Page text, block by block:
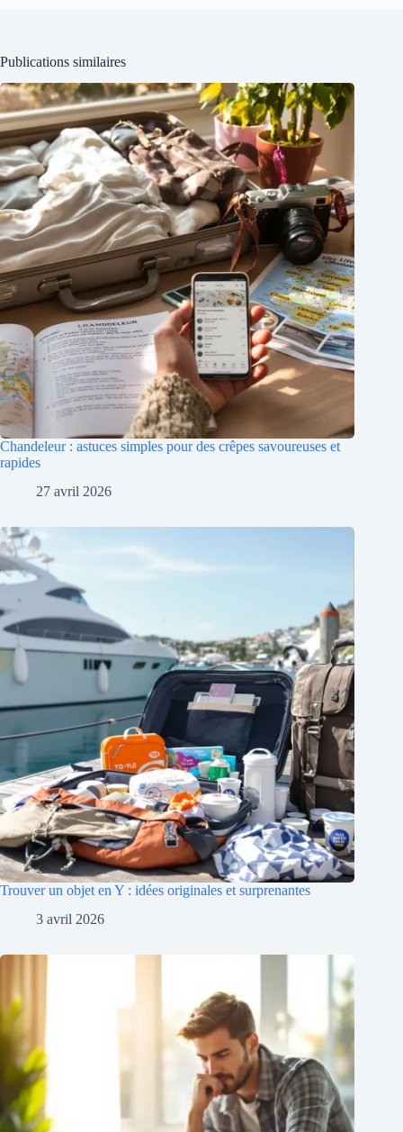
Publications similaires
Chandeleur : astuces simples pour des crêpes savoureuses et
rapides
27 avril 2026
Trouver un objet en Y : idées originales et surprenantes
3 avril 2026